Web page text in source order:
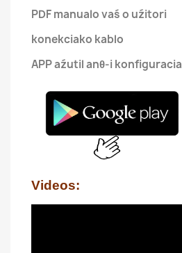
PDF manualo vaś o uźitori
konekciako kablo
APP aźutil anθ-i konfiguracia
Videos: